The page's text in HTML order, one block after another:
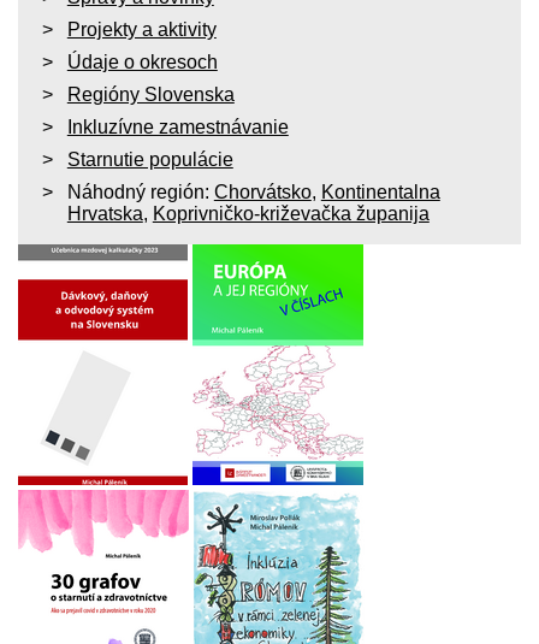
Projekty a aktivity
Údaje o okresoch
Regióny Slovenska
Inkluzívne zamestnávanie
Starnutie populácie
Náhodný región: Chorvátsko, Kontinentalna
Hrvatska, Koprivničko-križevačka županija